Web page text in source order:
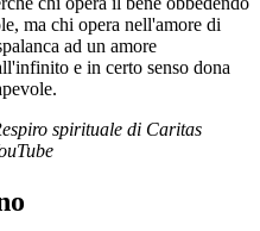
ma chi opera nell'amore di
ad un amore
e in certo senso dona
spirituale di Caritas